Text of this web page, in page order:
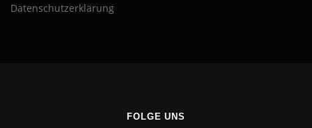
Datenschutzerklärung
FOLGE UNS